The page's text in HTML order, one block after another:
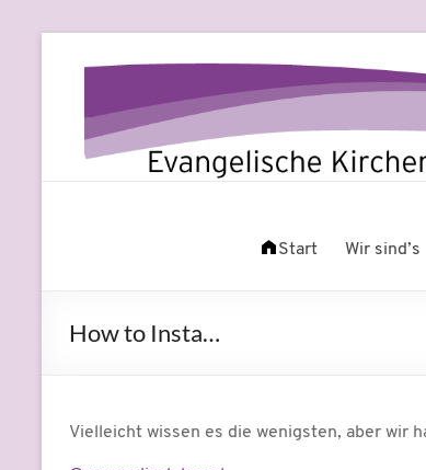
Inhalt
Evangelische
Beuel
Start Wir sind’s
How to Insta…
Vielleicht wissen es die wenigsten, aber wir